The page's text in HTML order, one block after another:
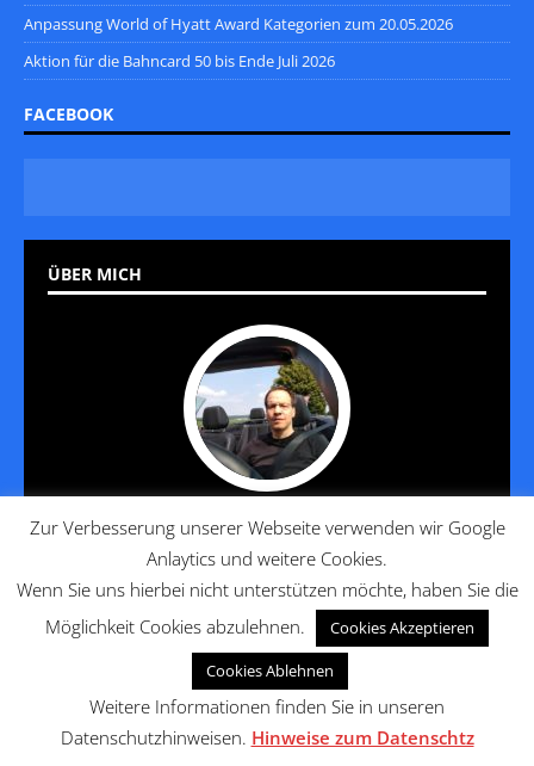
Anpassung World of Hyatt Award Kategorien zum 20.05.2026
Aktion für die Bahncard 50 bis Ende Juli 2026
FACEBOOK
ÜBER MICH
Jan reist seit 20 Jahren und hat es gelernt, diese Reise so
angenehm wie möglich zu gestalten. Die häufigen Fragen von
Kollegen, Freunden und Bekannten führten zu den
Gründungen von Reisenunlimited und Hotels-and-Travel.
Copyright © 2026 | MH Magazine WordPress Theme vonMH Themes
Zur Verbesserung unserer Webseite verwenden wir Google
Anlaytics und weitere Cookies.
Wenn Sie uns hierbei nicht unterstützen möchte, haben Sie die
Möglichkeit Cookies abzulehnen.
Cookies Akzeptieren
Cookies Ablehnen
Weitere Informationen finden Sie in unseren
Datenschutzhinweisen. Hinweise zum Datenschtz